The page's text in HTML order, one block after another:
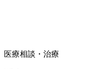
医療相談・治療